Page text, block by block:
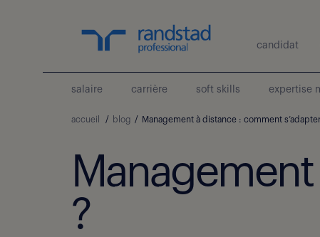
candidat
salaire carrière soft skills expertise
accueil / blog / Management à distance : comment
?